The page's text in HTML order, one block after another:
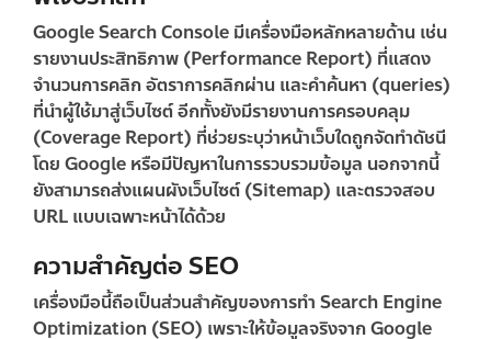
Google Search Console มีเครื่องมือหลักหลายด้าน เช่น
รายงานประสิทธิภาพ (Performance Report) ที่แสดง
จำนวนการคลิก อัตราการคลิกผ่าน และคำค้นหา (queries)
ที่นำผู้ใช้มาสู่เว็บไซต์ อีกทั้งยังมีรายงานการครอบคลุม
(Coverage Report) ที่ช่วยระบุว่าหน้าเว็บใดถูกจัดทำดัชนี
โดย Google หรือมีปัญหาในการรวบรวมข้อมูล นอกจากนี้
ยังสามารถส่งแผนผังเว็บไซต์ (Sitemap) และตรวจสอบ
URL แบบเฉพาะหน้าได้ด้วย
ความสำคัญต่อ SEO
เครื่องมือนี้ถือเป็นส่วนสำคัญของการทำ Search Engine
Optimization (SEO) เพราะให้ข้อมูลจริงจาก Google